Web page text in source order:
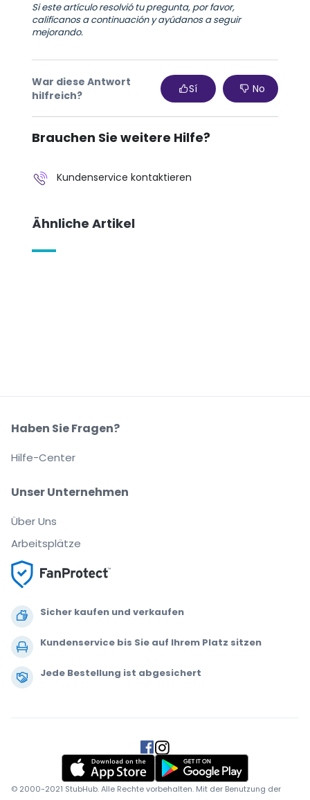
Si este artículo resolvió tu pregunta, por favor,
califícanos a continuación y ayúdanos a seguir
mejorando.
War diese Antwort
hilfreich?
Sí No
Brauchen Sie weitere Hilfe?
Kundenservice kontaktieren
Ähnliche Artikel
Sicher kaufen und verkaufen
Kundenservice bis Sie auf Ihrem Platz sitzen
Jede Bestellung ist abgesichert
Unser Unternehmen
Über Uns
Arbeitsplätze
Haben Sie Fragen?
Hilfe-Center
© 2000-2021 StubHub. Alle Rechte vorbehalten. Mit der Benutzung der
.
.
.